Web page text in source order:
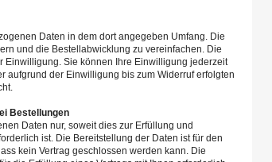
Daten in dem dort angegeben Umfang. Die
und die Bestellabwicklung zu vereinfachen. Die
Einwilligung. Sie können Ihre Einwilligung jederzeit
aufgrund der Einwilligung bis zum Widerruf erfolgten
Bestellungen
Daten nur, soweit dies zur Erfüllung und
ist. Die Bereitstellung der Daten ist für den
kein Vertrag geschlossen werden kann. Die